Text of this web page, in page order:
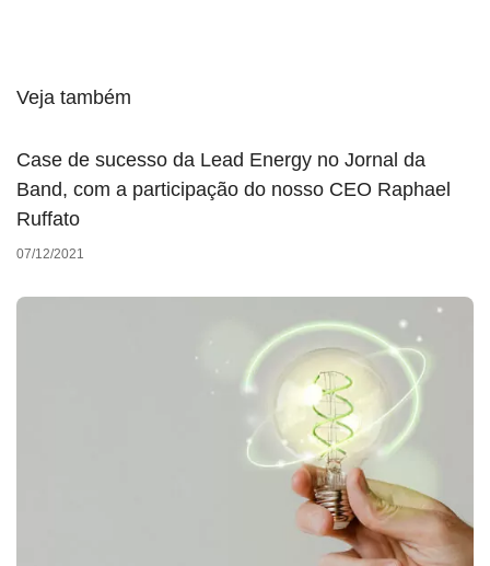
Veja também
Case de sucesso da Lead Energy no Jornal da
Band, com a participação do nosso CEO Raphael
Ruffato
07/12/2021